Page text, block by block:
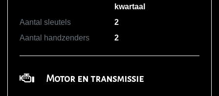
kwartaal
Aantal sleutels
2
Aantal handzenders
2
Motor en transmissie